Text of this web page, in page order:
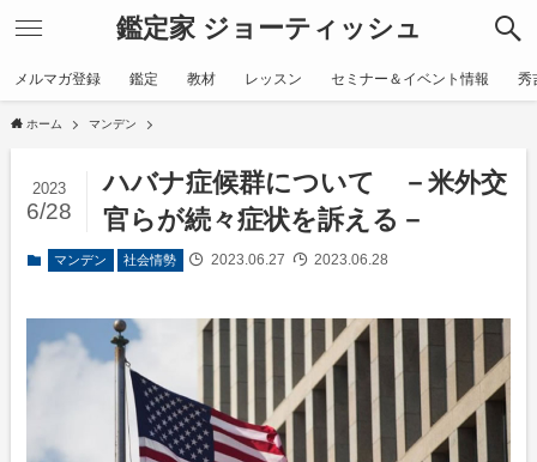
鑑定家 ジョーティッシュ
メルマガ登録 鑑定 教材 レッスン セミナー＆イベント情報 秀
ホーム マンデン
ハバナ症候群について －米外交
官らが続々症状を訴える－
2023
6/28
マンデン 社会情勢 2023.06.27 2023.06.28